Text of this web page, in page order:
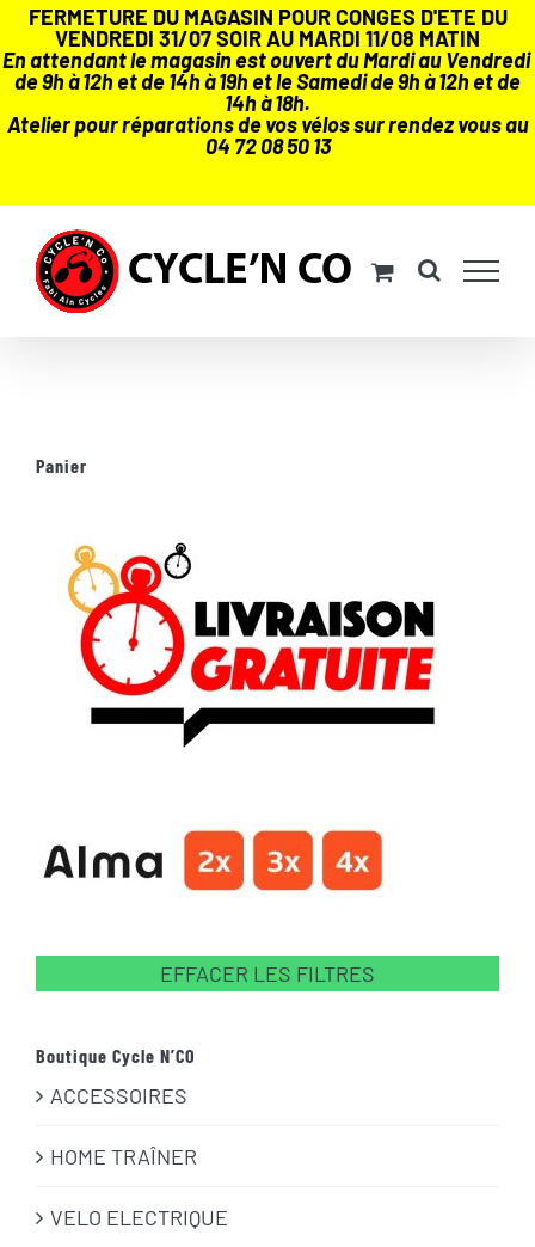
FERMETURE DU MAGASIN POUR CONGES D'ETE DU
VENDREDI 31/07 SOIR AU MARDI 11/08 MATIN
En attendant le magasin est ouvert du Mardi au Vendredi
de 9h à 12h et de 14h à 19h et le Samedi de 9h à 12h et de
14h à 18h.
Atelier pour réparations de vos vélos sur rendez vous au
04 72 08 50 13
contenu
Panier
EFFACER LES FILTRES
Boutique Cycle N’CO
ACCESSOIRES
HOME TRAÎNER
VELO ELECTRIQUE